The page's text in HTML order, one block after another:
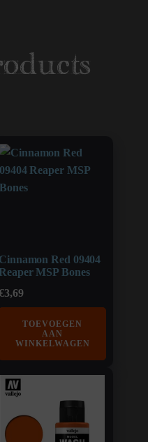
Cinnamon Red 09404
MSP Bones
3,69
TOEVOEGEN
AAN
WINKELWAGEN